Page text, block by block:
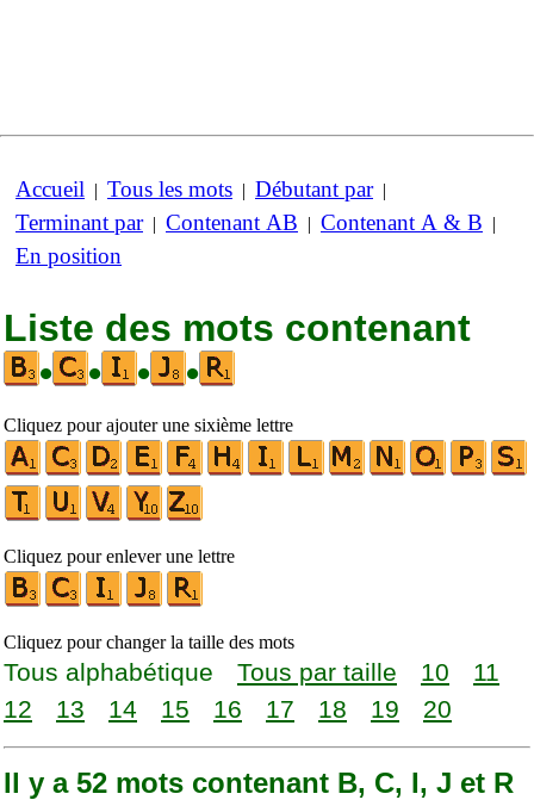
Accueil | Tous les mots | Débutant par|
Terminant par| Contenant AB | Contenant A & B |
En position
Liste des mots contenant
•
• • •
Cliquez pour ajouter une sixième lettre
Cliquez pour enlever une lettre
Cliquez pour changer la taille des mots
Tous alphabétique Tous par taille 10
11
12
13 14 15 16 17 18 19 20
Il y a 52 mots contenant B, C, I, J et R